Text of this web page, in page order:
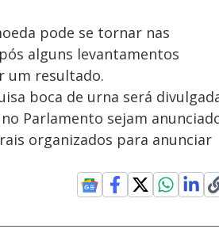
pode se tornar nas
alguns levantamentos
um resultado.
boca de urna será
Parlamento sejam
organizados para anunciar